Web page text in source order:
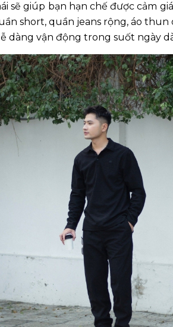
sẽ giúp bạn hạn chế được cảm
short, quần jeans rộng, áo thun
dàng vận động trong suốt ngày